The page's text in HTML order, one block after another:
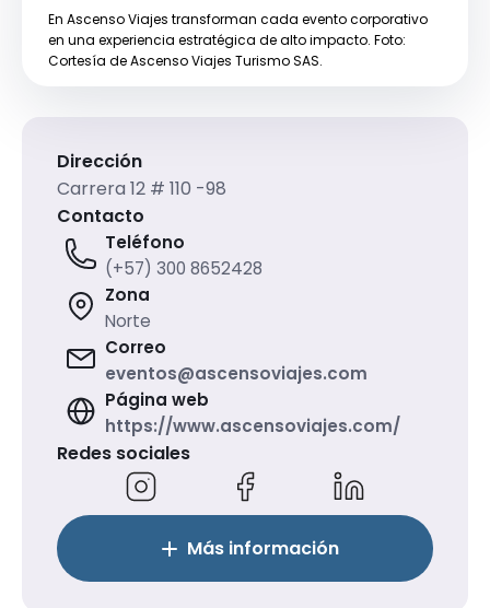
En Ascenso Viajes transforman cada evento corporativo
en una experiencia estratégica de alto impacto. Foto:
Cortesía de Ascenso Viajes Turismo SAS.
Dirección
Carrera 12 # 110 -98
Contacto
Teléfono
(+57) 300 8652428
Zona
Norte
Correo
eventos@ascensoviajes.com
Página web
https://www.ascensoviajes.com/
Redes sociales
Más información